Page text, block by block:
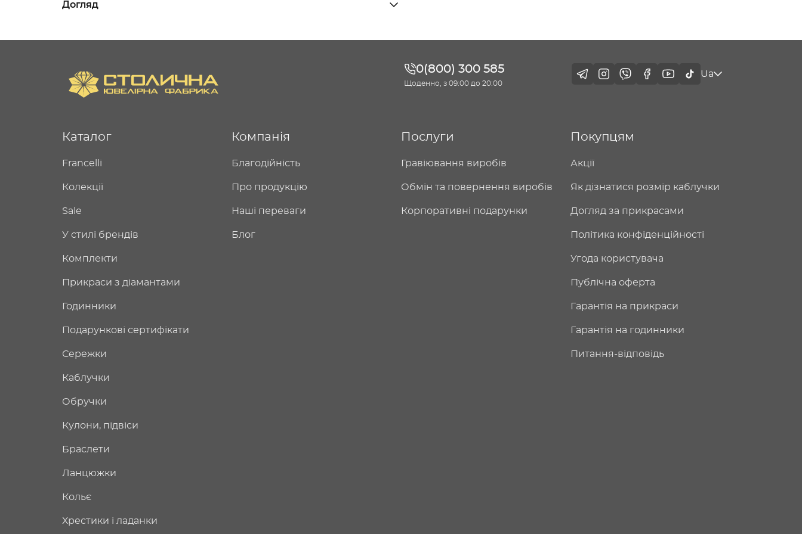
Догляд
0(800) 300 585
Щоденно, з 09:00 до 20:00
Ua
Каталог
Francelli
Колекції
Sale
У стилі брендів
Комплекти
Прикраси з діамантами
Годинники
Подарункові сертифікати
Сережки
Каблучки
Обручки
Кулони, підвіси
Браслети
Ланцюжки
Кольє
Хрестики і ладанки
Компанія
Благодійність
Про продукцію
Наші переваги
Блог
Послуги
Гравіювання виробів
Обмін та повернення виробів
Корпоративні подарунки
Покупцям
Акції
Як дізнатися розмір каблучки
Догляд за прикрасами
Політика конфіденційності
Угода користувача
Публічна оферта
Гарантія на прикраси
Гарантія на годинники
Питання-відповідь